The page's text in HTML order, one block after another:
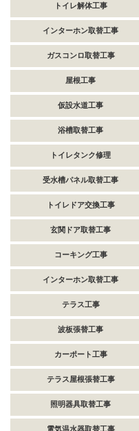
トイレ解体工事
インターホン取替工事
ガスコンロ取替工事
屋根工事
仮設水道工事
浴槽取替工事
トイレタンク修理
受水槽パネル取替工事
トイレドア交換工事
玄関ドア取替工事
コーキング工事
インターホン取替工事
テラス工事
波板張替工事
カーポート工事
テラス屋根張替工事
照明器具取替工事
電気温水器取替工事